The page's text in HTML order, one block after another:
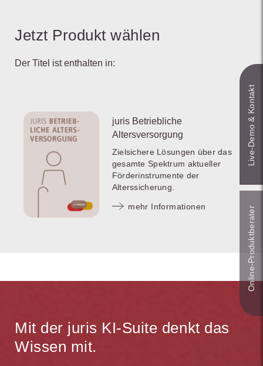
Jetzt Produkt wählen
Der Titel ist enthalten in:
juris Betriebliche
Altersversorgung
Zielsichere Lösungen über das
gesamte Spektrum aktueller
Förderinstrumente der
Alterssicherung.
mehr Informationen
Mit der juris KI-Suite denkt das
Wissen mit.
Live‑Demo & Kontakt
Online-Produkt­berater